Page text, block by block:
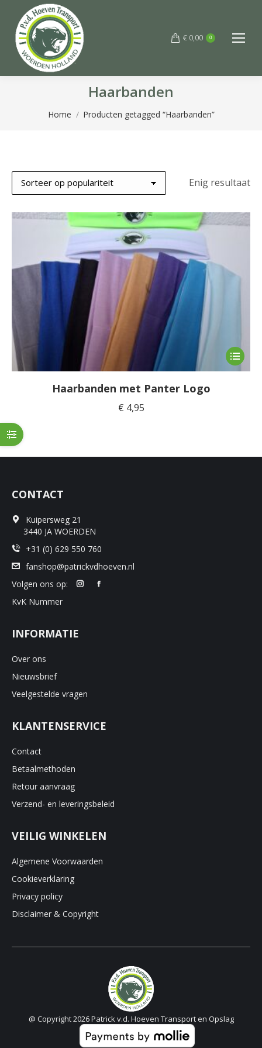
€ 0,00 0
Haarbanden
Je bent hier:
Home Producten getagged “Haarbanden”
Enig resultaat
Dit
product
kan
Haarbanden met Panter Logo
€ 4,95
CONTACT
Kuipersweg 21
3440 JA WOERDEN
+31 (0) 629 550 760
fanshop@patrickvdhoeven.nl
Volgen ons op:
KvK Nummer
INFORMATIE
Over ons
Nieuwsbrief
Veelgestelde vragen
KLANTENSERVICE
Contact
Betaalmethoden
Retour aanvraag
Verzend- en leveringsbeleid
VEILIG WINKELEN
Algemene Voorwaarden
Cookieverklaring
Privacy policy
Disclaimer & Copyright
@ Copyright 2026 Patrick v.d. Hoeven Transport en Opslag